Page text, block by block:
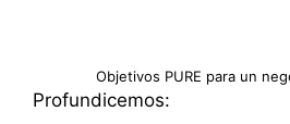
Objetivos PURE para un
Profundicemos: